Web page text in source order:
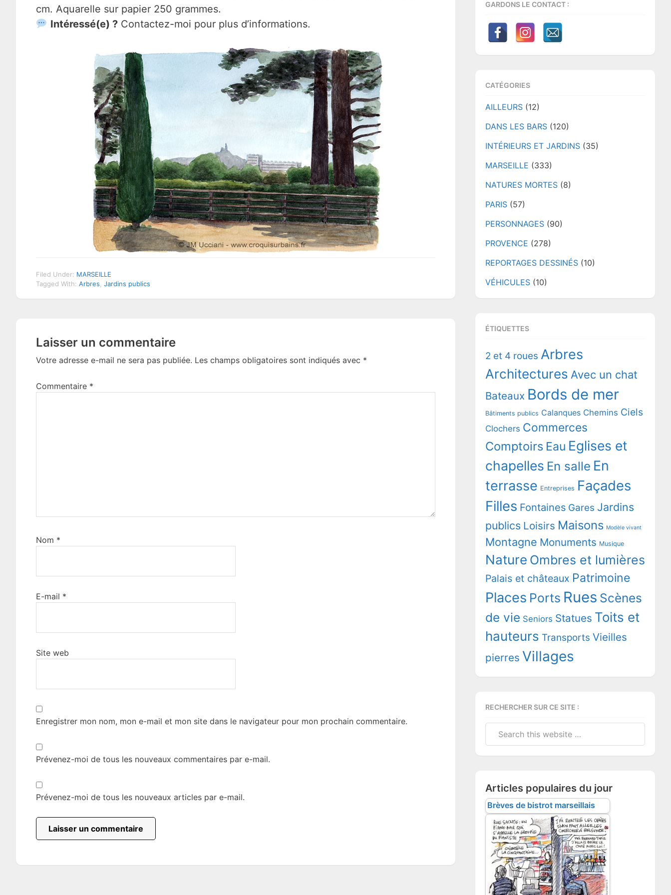
cm. Aquarelle sur papier 250 grammes.
Intéressé(e) ?Contactez-moi pour plus d’informations.
Filed Under: MARSEILLE
Tagged With: Arbres Jardins publics
Interactions
Laisser un commentaire
Votre adresse e-mail ne sera pas publiée. Les champs obligatoires sont indiqués avec *
Commentaire *
Nom *
E-mail *
Site web
Enregistrer mon nom, mon e-mail et mon site dans le navigateur pour mon prochain commentaire.
Prévenez-moi de tous les nouveaux commentaires par e-mail.
Prévenez-moi de tous les nouveaux articles par e-mail.
GARDONS LE CONTACT :
CATÉGORIES
AILLEURS (12)
DANS LES BARS (120)
INTÉRIEURS ET JARDINS (35)
MARSEILLE (333)
NATURES MORTES (8)
PARIS (57)
PERSONNAGES (90)
PROVENCE (278)
REPORTAGES DESSINÉS (10)
VÉHICULES (10)
ÉTIQUETTES
2 et 4 roues Arbres
Architectures Avec un chat
Bateaux Bords de mer
Bâtiments publics Calanques Chemins Ciels
Clochers Commerces
Comptoirs Eau Eglises et
chapelles En salle En
terrasse Entreprises Façades
Filles Fontaines Gares Jardins
publics Loisirs Maisons Modèle vivant
Montagne Monuments Musique
Nature Ombres et lumières
Palais et châteaux Patrimoine
Places Ports Rues Scènes
de vie Seniors Statues Toits et
hauteurs Transports Vieilles
pierres Villages
RECHERCHER SUR CE SITE :
Articles populaires du jour
Brèves de bistrot marseillais